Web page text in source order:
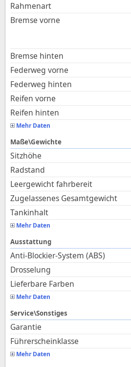
Rahmenart
Bremse vorne
Bremse hinten
Federweg vorne
Federweg hinten
Reifen vorne
Reifen hinten
Mehr Daten
Maße\Gewichte
Sitzhöhe
Radstand
Leergewicht fahrbereit
Zugelassenes Gesamtgewicht
Tankinhalt
Mehr Daten
Ausstattung
Anti-Blockier-System (ABS)
Drosselung
Lieferbare Farben
Mehr Daten
Service\Sonstiges
Garantie
Führerscheinklasse
Mehr Daten